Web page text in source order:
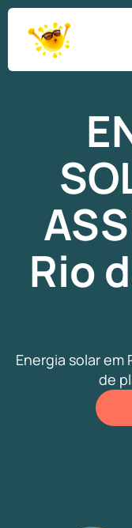
Rio
Energia solar em
de